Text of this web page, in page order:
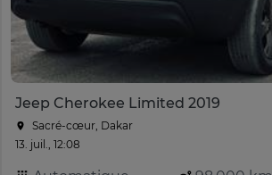
Jeep Cherokee Limited 2019
Sacré-cœur, Dakar
13. juil., 12:08